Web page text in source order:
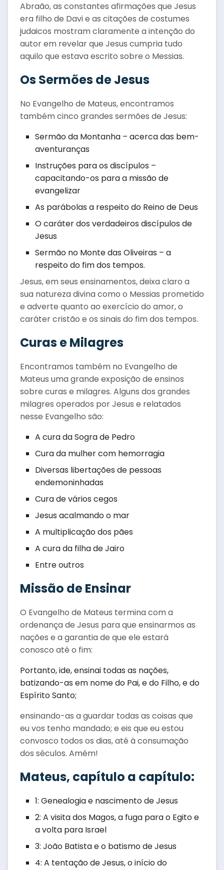
Abraão, as constantes afirmações que Jesus
era filho de Davi e as citações de costumes
judaicos mostram claramente a intenção do
autor em revelar que Jesus cumpria tudo
aquilo que estava escrito sobre o Messias.
Os Sermões de Jesus
No Evangelho de Mateus, encontramos
também cinco grandes sermões de Jesus:
Sermão da Montanha – acerca das bem-
aventuranças
Instruções para os discípulos –
capacitando-os para a missão de
evangelizar
As parábolas a respeito do Reino de Deus
O caráter dos verdadeiros discípulos de
Jesus
Sermão no Monte das Oliveiras – a
respeito do fim dos tempos.
Jesus, em seus ensinamentos, deixa claro a
sua natureza divina como o Messias prometido
e adverte quanto ao exercício do amor, o
caráter cristão e os sinais do fim dos tempos.
Curas e Milagres
Encontramos também no Evangelho de
Mateus uma grande exposição de ensinos
sobre curas e milagres. Alguns dos grandes
milagres operados por Jesus e relatados
nesse Evangelho são:
A cura da Sogra de Pedro
Cura da mulher com hemorragia
Diversas libertações de pessoas
endemoninhadas
Cura de vários cegos
Jesus acalmando o mar
A multiplicação dos pães
A cura da filha de Jairo
Entre outros
Missão de Ensinar
O Evangelho de Mateus termina com a
ordenança de Jesus para que ensinarmos as
nações e a garantia de que ele estará
conosco até o fim:
Portanto, ide, ensinai todas as nações,
batizando-as em nome do Pai, e do Filho, e do
Espírito Santo;
ensinando-as a guardar todas as coisas que
eu vos tenho mandado; e eis que eu estou
convosco todos os dias, até à consumação
dos séculos. Amém!
Mateus, capítulo a capítulo:
1: Genealogia e nascimento de Jesus
2: A visita dos Magos, a fuga para o Egito e
a volta para Israel
3: João Batista e o batismo de Jesus
4: A tentação de Jesus, o início do